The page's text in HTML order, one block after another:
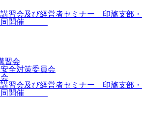
講習会及び経営者セミナー 印旛支部・
合同開催
習会
全対策委員会
講習会及び経営者セミナー 印旛支部・
合同開催